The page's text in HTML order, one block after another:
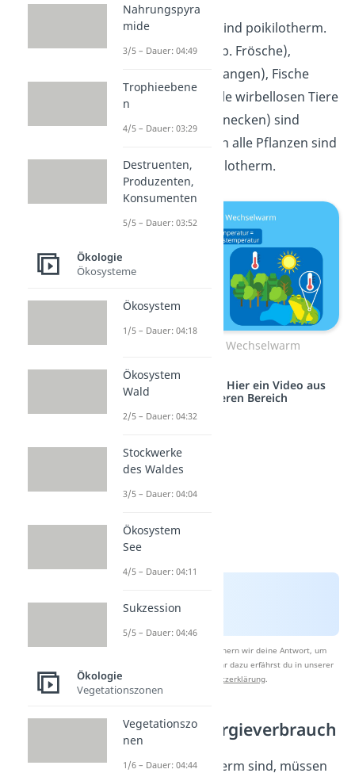
Die meisten Tiere sind poikilotherm.
Alle Amphibien (Bsp. Frösche),
Reptilien (Bsp. Schlangen), Fische
(Bsp. Lachs) und alle wirbellosen Tiere
(Bsp. Insekten, Schnecken) sind
wechselwarm. Auch alle Pflanzen sind
grundsätzlich poikilotherm.
Poikilotherm / Wechselwarm
Studyflix vernetzt: Hier ein Video aus
einem anderen Bereich
Nach Beantwortung speichern wir deine Antwort, um
Studyflix zu verbessern. Mehr dazu erfährst du in unserer
Datenschutzerklärung.
Niedriger Energieverbrauch
Tiere, die poikilotherm sind, müssen
Nahrungspyra
mide
3/5 – Dauer: 04:49
Trophieebene
n
4/5 – Dauer: 03:29
Destruenten,
Produzenten,
Konsumenten
5/5 – Dauer: 03:52
Ökologie
Ökosysteme
Ökosystem
1/5 – Dauer: 04:18
Ökosystem
Wald
2/5 – Dauer: 04:32
Stockwerke
des Waldes
3/5 – Dauer: 04:04
Ökosystem
See
4/5 – Dauer: 04:11
Sukzession
5/5 – Dauer: 04:46
Ökologie
Vegetationszonen
Vegetationszo
nen
1/6 – Dauer: 04:44